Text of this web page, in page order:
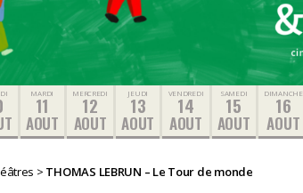
MARDI
11
AOUT
MERCREDI
12
AOUT
JEUDI
13
AOUT
VENDREDI
14
AOUT
SAMEDI
15
AOUT
DIMANCHE
16
AOUT
> THOMAS LEBRUN – Le Tour de monde